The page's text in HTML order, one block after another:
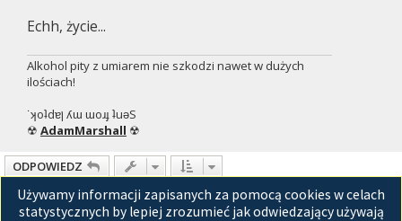
Echh, życie...
Alkohol pity z umiarem nie szkodzi nawet w dużych
ilościach!
˙ʞoʇdɐן ʎɯ ɯoɹɟ ʇuǝS
☢ AdamMarshall ☢
ODPOWIEDZ
Posty: 351 Strona13z15
Poprzednia
1 … 11 12 13 14 15 Następna
Używamy informacji zapisanych za pomocą cookies w celach
statystycznych by lepiej zrozumieć jak odwiedzający używają